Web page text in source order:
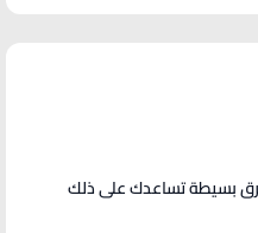
بسيطة تساعدك على ذلك